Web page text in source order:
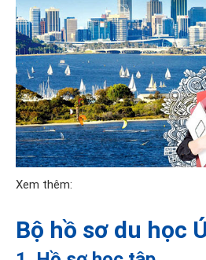
Xem thêm:
Bộ hồ sơ du học